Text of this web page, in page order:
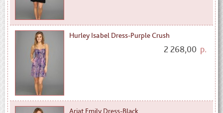
Hurley Isabel Dress-Purple Crush
2 268,00 р.
Ariat Emily Dress-Black